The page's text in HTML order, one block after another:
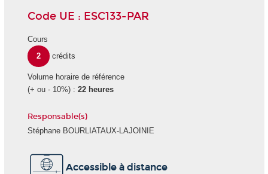
Code UE : ESC133-PAR
Cours
2
crédits
Volume horaire de référence
(+ ou - 10%) : 22 heures
Responsable(s)
Stéphane BOURLIATAUX-LAJOINIE
Accessible à distance